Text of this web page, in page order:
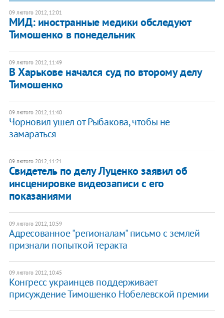
09 лютого 2012, 12:01
МИД: иностранные медики обследуют
Тимошенко в понедельник
09 лютого 2012, 11:49
В Харькове начался суд по второму делу
Тимошенко
09 лютого 2012, 11:40
Чорновил ушел от Рыбакова, чтобы не
замараться
09 лютого 2012, 11:21
Свидетель по делу Луценко заявил об
инсценировке видеозаписи с его
показаниями
09 лютого 2012, 10:59
Адресованное "регионалам" письмо с землей
признали попыткой теракта
09 лютого 2012, 10:45
Конгресс украинцев поддерживает
присуждение Тимошенко Нобелевской премии